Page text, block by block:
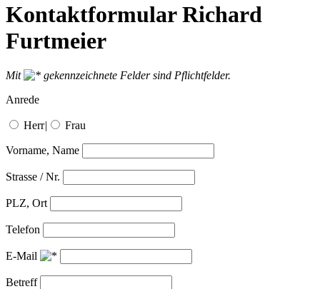
Kontaktformular Richard
Furtmeier
Mit
gekennzeichnete Felder sind Pflichtfelder.
Anrede
Herr| Frau
Vorname, Name
Strasse / Nr.
PLZ, Ort
Telefon
E-Mail
Betreff